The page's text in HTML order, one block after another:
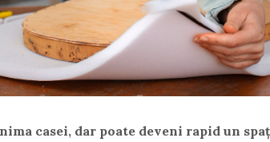
casei, dar poate deveni rapid un